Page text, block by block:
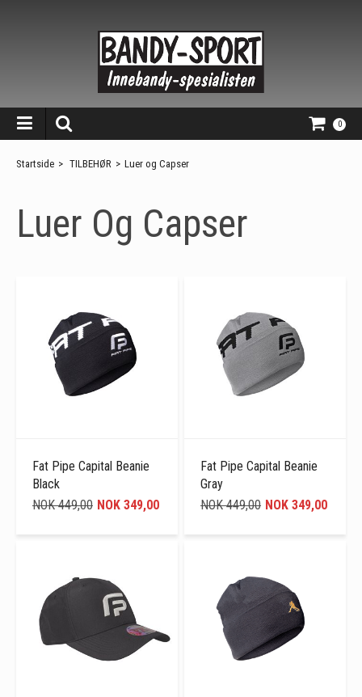
0
Startside > TILBEHØR > Luer og Capser
Luer Og Capser
Fat Pipe Capital Beanie
Black
NOK 349,00
NOK 449,00
Fat Pipe Capital Beanie
Gray
NOK 349,00
NOK 449,00